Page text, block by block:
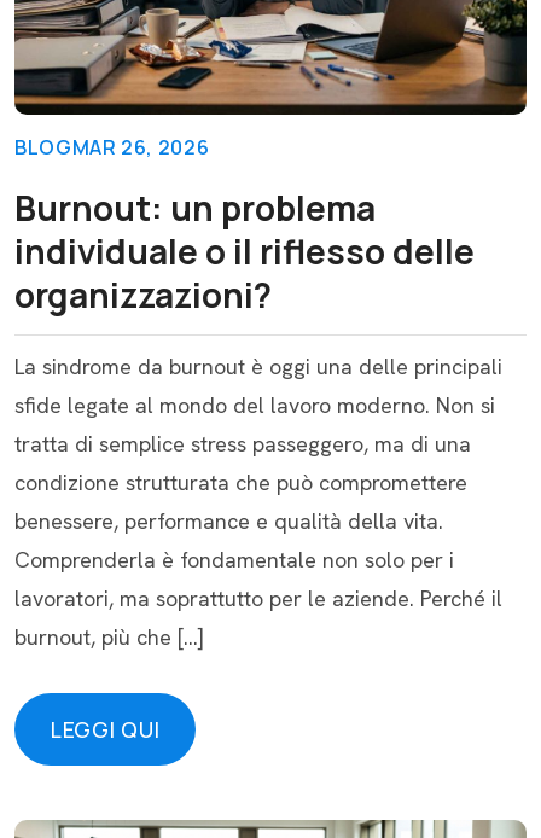
BLOGMAR 26, 2026
Burnout: un problema
individuale o il riflesso delle
organizzazioni?
La sindrome da burnout è oggi una delle principali
sfide legate al mondo del lavoro moderno. Non si
tratta di semplice stress passeggero, ma di una
condizione strutturata che può compromettere
benessere, performance e qualità della vita.
Comprenderla è fondamentale non solo per i
lavoratori, ma soprattutto per le aziende. Perché il
burnout, più che […]
LEGGI QUI
LEGGI QUI